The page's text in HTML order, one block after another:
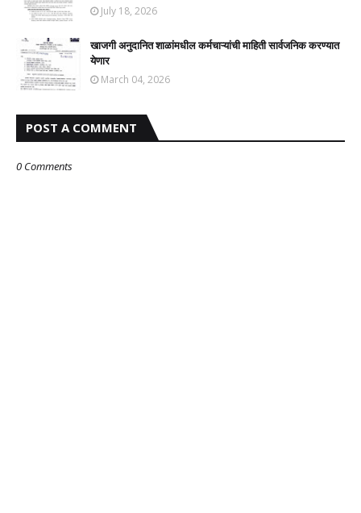
July 18, 2026
खाजगी अनुदानित शाळांमधील कर्मचाऱ्यांची माहिती सार्वजनिक करण्यात
येणार
March 04, 2026
POST A COMMENT
0 Comments